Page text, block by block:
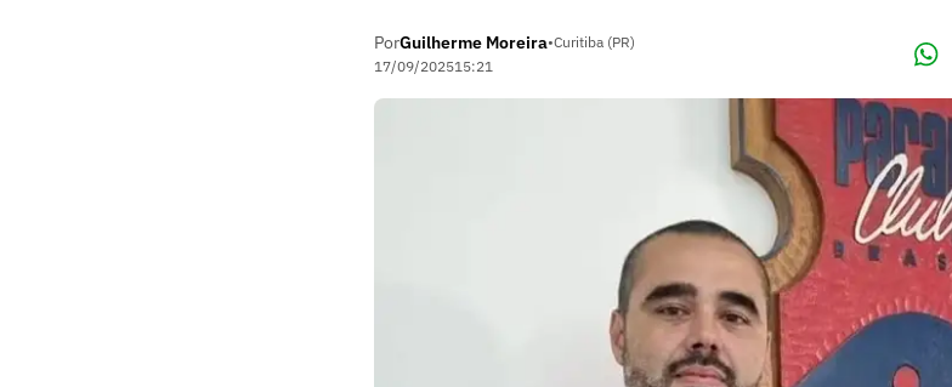
PorGuilherme Moreira•Curitiba (PR)
17/09/202515:21